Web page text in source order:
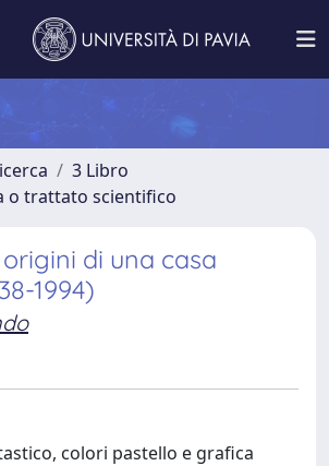
3 Libro
o trattato scientifico
di una casa
1994)
colori pastello e grafica